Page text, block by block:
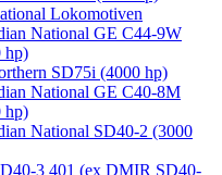
Lokomotiven
National GE C44-9W
hp)
SD75i (4000 hp)
National GE C40-8M
hp)
National SD40-2 (3000
3 401 (ex DMIR SD40-